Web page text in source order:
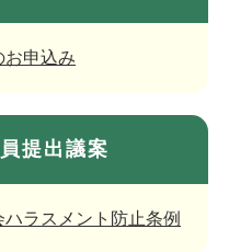
お申込み
提出議案
ラスメント防止条例